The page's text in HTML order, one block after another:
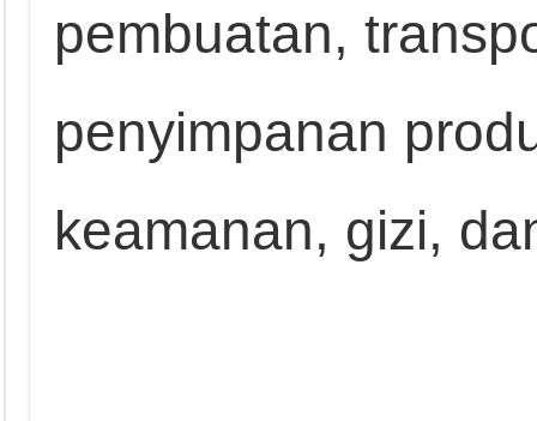
pembuatan,
penyimpanan
keamanan, gizi,